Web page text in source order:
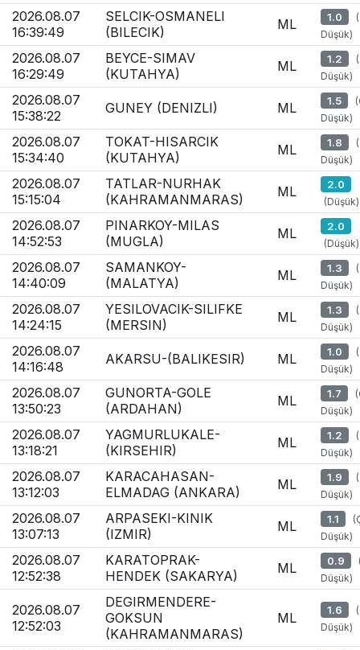
2026.08.07
16:39:49
SELCIK-OSMANELI
(BILECIK)
ML 1.0
Düşük)
2026.08.07
16:29:49
BEYCE-SIMAV
(KUTAHYA)
ML 1.2
Düşük)
2026.08.07
15:38:22
GUNEY (DENIZLI) ML 1.5
Düşük)
2026.08.07
15:34:40
TOKAT-HISARCIK
(KUTAHYA)
ML 1.8
Düşük)
2026.08.07
15:15:04
TATLAR-NURHAK
(KAHRAMANMARAS)
ML 2.0
(Düşük)
2026.08.07
14:52:53
PINARKOY-MILAS
(MUGLA)
ML 2.0
(Düşük)
2026.08.07
14:40:09
SAMANKOY-
(MALATYA)
ML 1.3
Düşük)
2026.08.07
14:24:15
YESILOVACIK-SILIFKE
(MERSIN)
ML 1.3
Düşük)
2026.08.07
14:16:48
AKARSU-(BALIKESIR) ML 1.0
Düşük)
2026.08.07
13:50:23
GUNORTA-GOLE
(ARDAHAN)
ML 1.7
Düşük)
2026.08.07
13:18:21
YAGMURLUKALE-
(KIRSEHIR)
ML 1.2
Düşük)
2026.08.07
13:12:03
KARACAHASAN-
ELMADAG (ANKARA)
ML 1.9
Düşük)
2026.08.07
13:07:13
ARPASEKI-KINIK
(IZMIR)
ML 1.1
Düşük)
2026.08.07
12:52:38
KARATOPRAK-
HENDEK (SAKARYA)
ML 0.9
Düşük)
2026.08.07
12:52:03
DEGIRMENDERE-
GOKSUN
(KAHRAMANMARAS)
ML 1.6
Düşük)